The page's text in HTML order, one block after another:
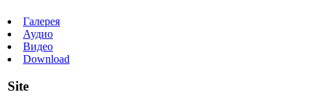
Галерея
Аудио
Видео
Download
Site